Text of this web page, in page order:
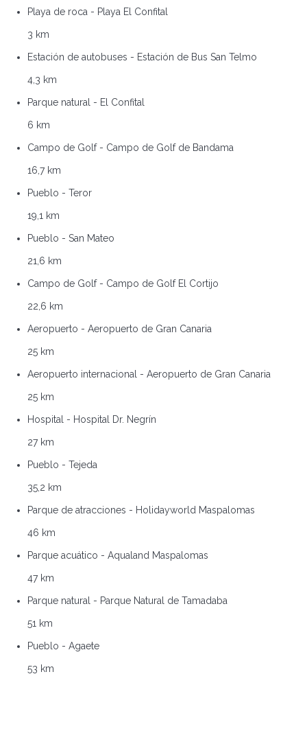
Playa de roca - Playa El Confital
3 km
Estación de autobuses - Estación de Bus San Telmo
4,3 km
Parque natural - El Confital
6 km
Campo de Golf - Campo de Golf de Bandama
16,7 km
Pueblo - Teror
19,1 km
Pueblo - San Mateo
21,6 km
Campo de Golf - Campo de Golf El Cortijo
22,6 km
Aeropuerto - Aeropuerto de Gran Canaria
25 km
Aeropuerto internacional - Aeropuerto de Gran Canaria
25 km
Hospital - Hospital Dr. Negrín
27 km
Pueblo - Tejeda
35,2 km
Parque de atracciones - Holidayworld Maspalomas
46 km
Parque acuático - Aqualand Maspalomas
47 km
Parque natural - Parque Natural de Tamadaba
51 km
Pueblo - Agaete
53 km